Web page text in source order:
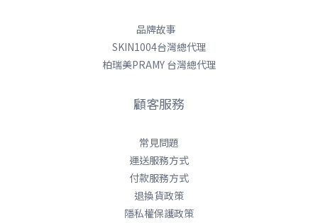
品牌故事
SKIN1004台灣總代理
柏瑞美PRAMY 台灣總代理
顧客服務
常見問題
運送服務方式
付款服務方式
退換貨政策
隱私權保護政策